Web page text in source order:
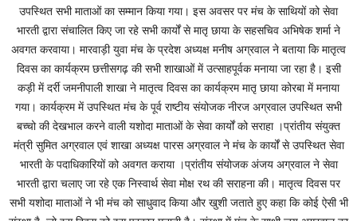
उपस्थित सभी माताओं का सम्मान किया गया। इस अवसर पर मंच के साथियों को सेवा
भारती द्वारा संचालित किए जा रहे सभी कार्यों से मातृ छाया के सहसचिव अभिषेक शर्मा ने
अवगत करवाया। मारवाड़ी युवा मंच के प्रदेश अध्यक्ष मनीष अग्रवाल ने बताया कि मातृत्व
दिवस का कार्यक्रम छत्तीसगढ़ की सभी शाखाओं में उत्साहपूर्वक मनाया जा रहा है। इसी
कड़ी में दर्री जमनीपाली शाखा ने मातृत्व दिवस का कार्यक्रम मातृ छाया कोरबा में मनाया
गया। कार्यक्रम में उपस्थित मंच के पूर्व राष्टीय संयोजक नीरज अग्रवाल उपस्थित सभी
बच्चो की देखभाल करने वाली यशोदा माताओं के सेवा कार्यों को सराहा ।प्रांतीय संयुक्त
मंत्री सुमित अग्रवाल एवं शाखा अध्यक्ष पारस अग्रवाल ने मंच के कार्यों से उपस्थित सेवा
भारती के पदाधिकारियों को अवगत कराया ।प्रांतीय संयोजक अंजय अग्रवाल ने सेवा
भारती द्वारा चलाए जा रहे एक निस्वार्थ सेवा मोक्ष रथ की सराहना की। मातृत्व दिवस पर
सभी यशोदा माताओं ने भी मंच को साधुवाद किया और खुशी जताते हुए कहा कि कोई ऐसी भी